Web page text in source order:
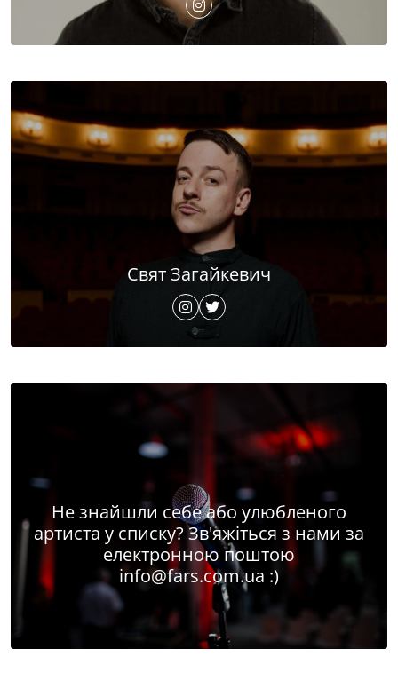
Свят Загайкевич
Не знайшли себе або улюбленого
артиста у списку? Зв'яжіться з нами за
електронною поштою
info@fars.com.ua :)